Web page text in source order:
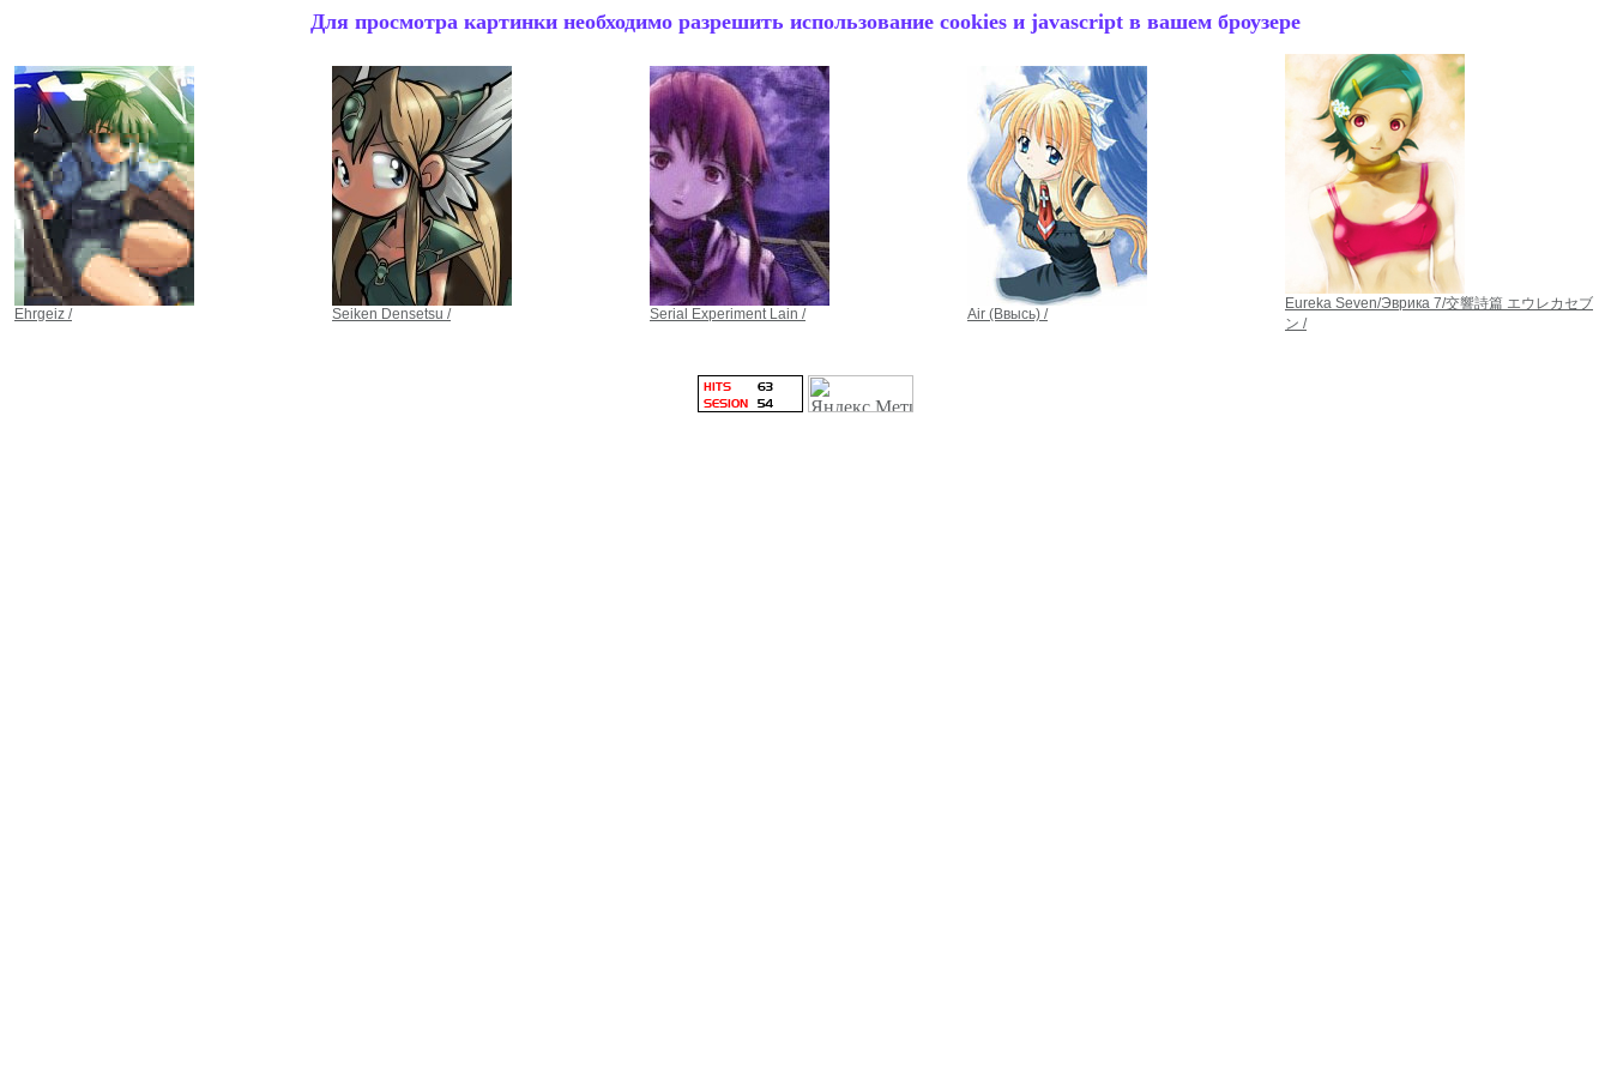
Для просмотра картинки необходимо разрешить использование cookies и javascript в вашем броузере
Ehrgeiz / Seiken Densetsu / Serial Experiment Lain / Air (Ввысь) /
Eureka Seven/Эврика 7/交響詩篇 エウレカセブ
ン /